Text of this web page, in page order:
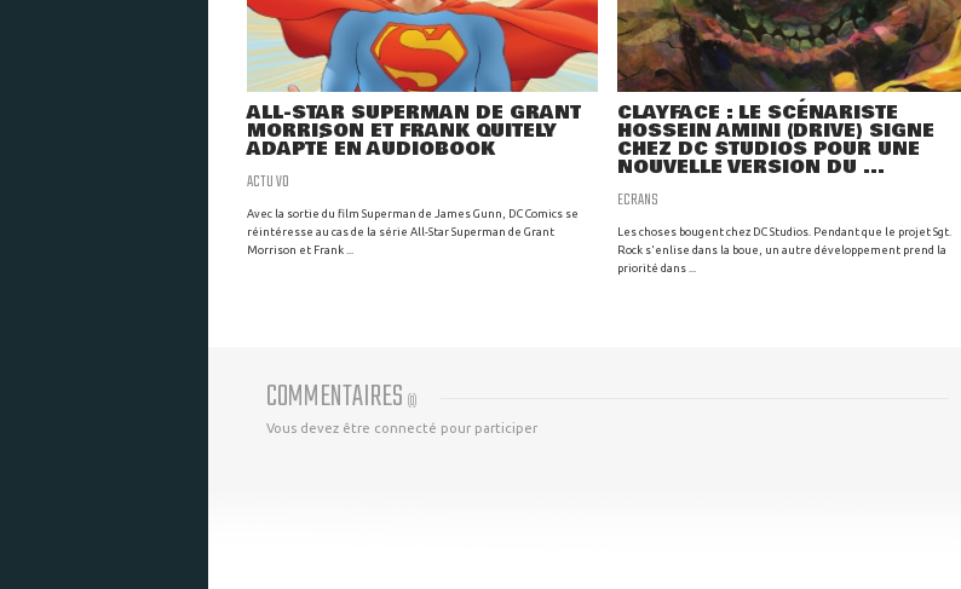
ALL-STAR SUPERMAN DE GRANT
MORRISON ET FRANK QUITELY
ADAPTÉ EN AUDIOBOOK
ACTU VO
Avec la sortie du film Superman de James Gunn, DC Comics se
réintéresse au cas de la série All-Star Superman de Grant
Morrison et Frank ...
CLAYFACE : LE SCÉNARISTE
HOSSEIN AMINI (DRIVE) SIGNE
CHEZ DC STUDIOS POUR UNE
NOUVELLE VERSION DU ...
ECRANS
Les choses bougent chez DC Studios. Pendant que le projet Sgt.
Rock s'enlise dans la boue, un autre développement prend la
priorité dans ...
COMMENTAIRES (0)
Vous devez être connecté pour participer